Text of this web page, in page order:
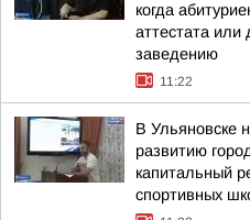
когда
аттестата
заведению
11:22
В Ульяновске
развитию
капитальный
спортивных